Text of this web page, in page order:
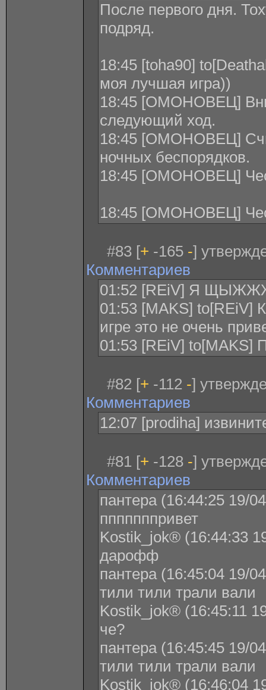
После первого дня.
подряд.
18:45 [toha90]
моя лучшая игра))
18:45 [ОМОНОВЕЦ]
следующий ход.
18:45 [ОМОНОВЕЦ]
ночных беспорядков.
18:45 [ОМОНОВЕЦ]
18:45 [ОМОНОВЕЦ]
#83 [+ -165 -]
Комментариев
01:52 [REiV] Я
01:53 [MAKS] to[REiV]
игре это не очень
01:53 [REiV]
#82 [+ -112 -]
Комментариев
12:07 [prodiha]
#81 [+ -128 -]
Комментариев
пантера (16:44:25 19/
пппппппривет
Kostik_jok® (16:44:33
дарофф
пантера (16:45:04 19/
тили тили трали вали
Kostik_jok® (16:45:11
че?
пантера (16:45:45 19/
тили тили трали вали
Kostik_jok® (16:46:04